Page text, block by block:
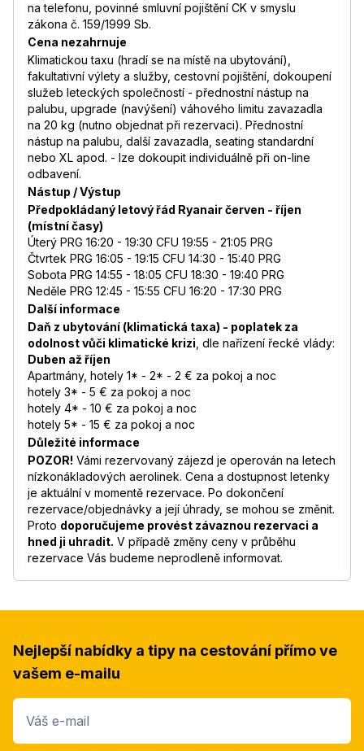
na telefonu, povinné smluvní pojištění CK v smyslu
zákona č. 159/1999 Sb.
Cena nezahrnuje
Klimatickou taxu (hradí se na místě na ubytování),
fakultativní výlety a služby, cestovní pojištění, dokoupení
služeb leteckých společností - přednostní nástup na
palubu, upgrade (navýšení) váhového limitu zavazadla
na 20 kg (nutno objednat při rezervaci). Přednostní
nástup na palubu, další zavazadla, seating standardní
nebo XL apod. - lze dokoupit individuálně při on-line
odbavení.
Nástup / Výstup
Předpokládaný letový řád Ryanair červen - říjen
(místní časy)
Úterý PRG 16:20 - 19:30 CFU 19:55 - 21:05 PRG
Čtvrtek PRG 16:05 - 19:15 CFU 14:30 - 15:40 PRG
Sobota PRG 14:55 - 18:05 CFU 18:30 - 19:40 PRG
Neděle PRG 12:45 - 15:55 CFU 16:20 - 17:30 PRG
Další informace
Daň z ubytování (klimatická taxa) - poplatek za
odolnost vůči klimatické krizi , dle nařízení řecké vlády:
Duben až říjen
Apartmány, hotely 1* - 2* - 2 € za pokoj a noc
hotely 3* - 5 € za pokoj a noc
hotely 4* - 10 € za pokoj a noc
hotely 5* - 15 € za pokoj a noc
Důležité informace
POZOR! Vámi rezervovaný zájezd je operován na letech
nízkonákladových aerolinek. Cena a dostupnost letenky
je aktuální v momentě rezervace. Po dokončení
rezervace/objednávky a její úhrady, se mohou se změnit.
Proto doporučujeme provést závaznou rezervaci a
hned ji uhradit. V případě změny ceny v průběhu
rezervace Vás budeme neprodleně informovat.
Nejlepší nabídky a tipy na cestování přímo ve
vašem e-mailu
Váš e-mail